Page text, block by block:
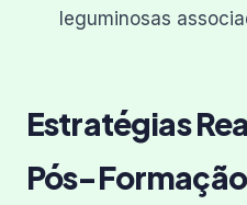
leguminosas
Estratégias
Pós-